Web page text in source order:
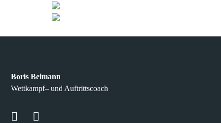
Boris Beimann
Wettkampf– und Auftrittscoach